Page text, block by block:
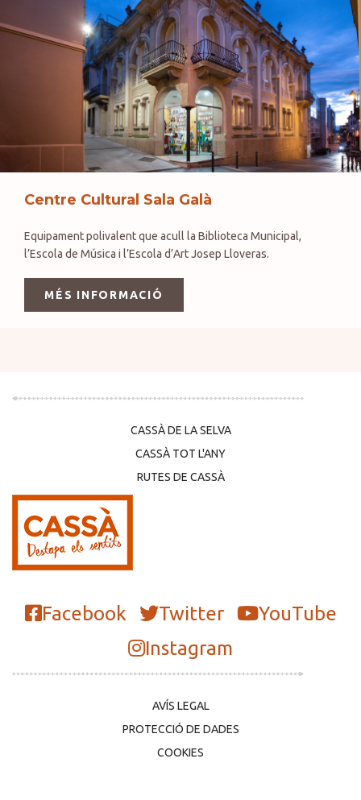
Centre Cultural Sala Galà
Equipament polivalent que acull la Biblioteca Municipal,
l’Escola de Música i l’Escola d’Art Josep Lloveras.
MÉS INFORMACIÓ
CASSÀ DE LA SELVA
CASSÀ TOT L'ANY
RUTES DE CASSÀ
Facebook Twitter
YouTube
Instagram
AVÍS LEGAL
PROTECCIÓ DE DADES
COOKIES